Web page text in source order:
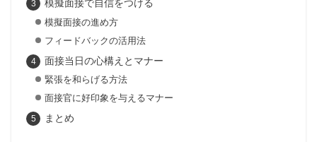
模擬面接で自信をつける
模擬面接の進め方
フィードバックの活用法
面接当日の心構えとマナー
緊張を和らげる方法
面接官に好印象を与えるマナー
まとめ